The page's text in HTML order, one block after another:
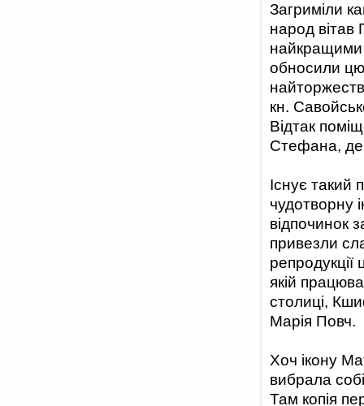
Загриміли
народ вітав
найкращими
обносили цю
кн.
Відтак
Стефана, де
Існує такий
чудотворну
відпочинок
привезли
репродукції
якій
столиці,
Марія Повч.
Хоч ікону
вибрала
Там копія